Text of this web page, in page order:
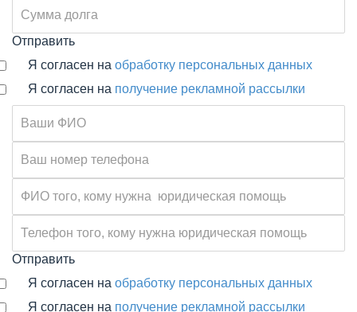
Отправить
Я согласен на обработку персональных данных
Я согласен на получение рекламной рассылки
Отправить
Я согласен на обработку персональных данных
Я согласен на получение рекламной рассылки